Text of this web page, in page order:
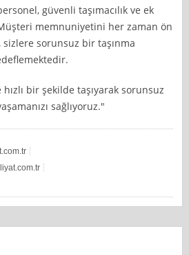
güvenli taşımacılık ve ek
memnuniyetini her zaman ön
sorunsuz bir taşınma
hızlı bir şekilde taşıyarak sorunsuz
sağlıyoruz."